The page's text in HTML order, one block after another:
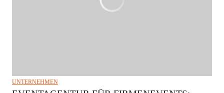
UNTERNEHMEN